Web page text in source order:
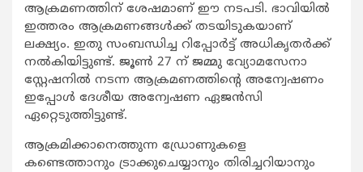
ആക്രമണത്തിന് ശേഷമാണ് ഈ നടപടി. ഭാവിയില്‍
ഇത്തരം ആക്രമണങ്ങള്‍ക്ക് തടയിടുകയാണ്
ലക്ഷ്യം. ഇതു സംബന്ധിച്ച റിപ്പോര്‍ട്ട് അധികൃതര്‍ക്ക്
നല്‍കിയിട്ടുണ്ട്. ജൂണ്‍ 27 ന് ജമ്മു വ്യോമസേനാ
സ്റ്റേഷനില്‍ നടന്ന ആക്രമണത്തിന്‍റെ അന്വേഷണം
ഇപ്പോള്‍ ദേശീയ അന്വേഷണ ഏജന്‍സി
ഏറ്റെടുത്തിട്ടുണ്ട്.
ആക്രമിക്കാനെത്തുന്ന ഡ്രോണുകളെ
കണ്ടെത്താനും ട്രാക്കുചെയ്യാനും തിരിച്ചറിയാനും